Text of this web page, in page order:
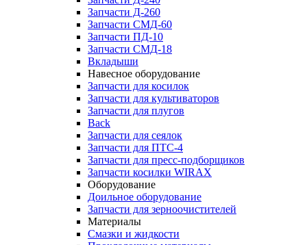
Запчасти Д-260
Запчасти СМД-60
Запчасти ПД-10
Запчасти СМД-18
Вкладыши
Навесное оборудование
Запчасти для косилок
Запчасти для культиваторов
Запчасти для плугов
Back
Запчасти для сеялок
Запчасти для ПТС-4
Запчасти для пресс-подборщиков
Запчасти косилки WIRAX
Оборудование
Доильное оборудование
Запчасти для зерноочистителей
Материалы
Смазки и жидкости